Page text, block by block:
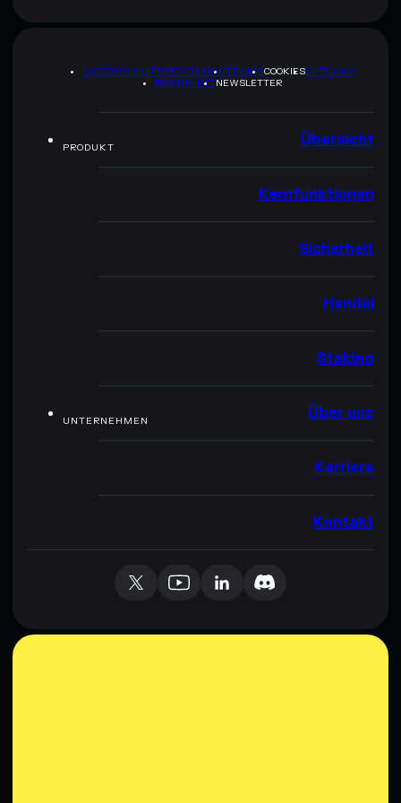
DATENSCHUTZRICHTLINIETERMSCOOKIESSITEMAP
BRAND-KITNEWSLETTER
PRODUKT Übersicht
Kernfunktionen
Sicherheit
Handel
Staking
UNTERNEHMEN Über uns
Karriere
Kontakt